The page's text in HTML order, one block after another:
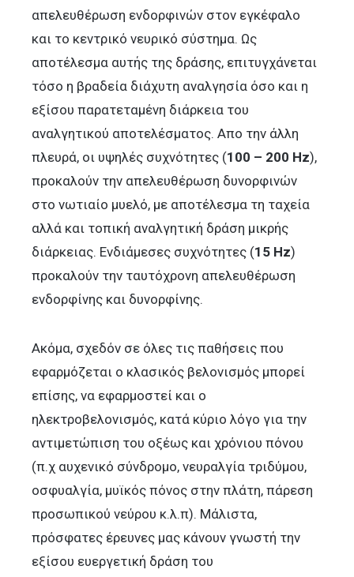
απελευθέρωση ενδορφινών στον εγκέφαλο
και το κεντρικό νευρικό σύστημα. Ως
αποτέλεσμα αυτής της δράσης, επιτυγχάνεται
τόσο η βραδεία διάχυτη αναλγησία όσο και η
εξίσου παρατεταμένη διάρκεια του
αναλγητικού αποτελέσματος. Απο την άλλη
πλευρά, οι υψηλές συχνότητες (100 – 200 Hz),
προκαλούν την απελευθέρωση δυνορφινών
στο νωτιαίο μυελό, με αποτέλεσμα τη ταχεία
αλλά και τοπική αναλγητική δράση μικρής
διάρκειας. Ενδιάμεσες συχνότητες (15 Hz)
προκαλούν την ταυτόχρονη απελευθέρωση
ενδορφίνης και δυνορφίνης.
Ακόμα, σχεδόν σε όλες τις παθήσεις που
εφαρμόζεται ο κλασικός βελονισμός μπορεί
επίσης, να εφαρμοστεί και ο
ηλεκτροβελονισμός, κατά κύριο λόγο για την
αντιμετώπιση του οξέως και χρόνιου πόνου
(π.χ αυχενικό σύνδρομο, νευραλγία τριδύμου,
οσφυαλγία, μυϊκός πόνος στην πλάτη, πάρεση
προσωπικού νεύρου κ.λ.π). Μάλιστα,
πρόσφατες έρευνες μας κάνουν γνωστή την
εξίσου ευεργετική δράση του